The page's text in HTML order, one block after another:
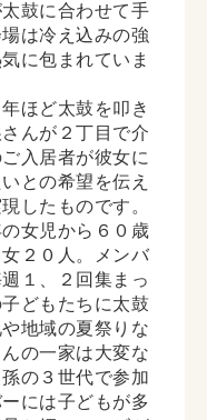
鼓に合わせて手
は冷え込みの強
に包まれていま
ほど太鼓を叩き
んが２丁目で介
入居者が彼女に
との希望を伝え
したものです。
女児から６０歳
２０人。メンバ
１、２回集まっ
どもたちに太鼓
地域の夏祭りな
の一家は大変な
の３世代で参加
には子どもが多